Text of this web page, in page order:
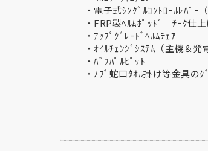
・電子式ｼﾝｸﾞﾙｺﾝﾄﾛｰﾙﾚﾊﾞｰ（
・FRP製ﾍﾙﾑﾎﾟｯﾄﾞ ﾁｰｸ仕上
・ｱｯﾌﾟｸﾞﾚｰﾄﾞﾍﾙﾑﾁｪｱ
・ｵｲﾙﾁｪﾝｼﾞｼｽﾃﾑ（主機＆発
・ﾊﾞｳﾊﾟﾙﾋﾟｯﾄ
・ﾉﾌﾞ蛇口ﾀｵﾙ掛け等金具のｸ